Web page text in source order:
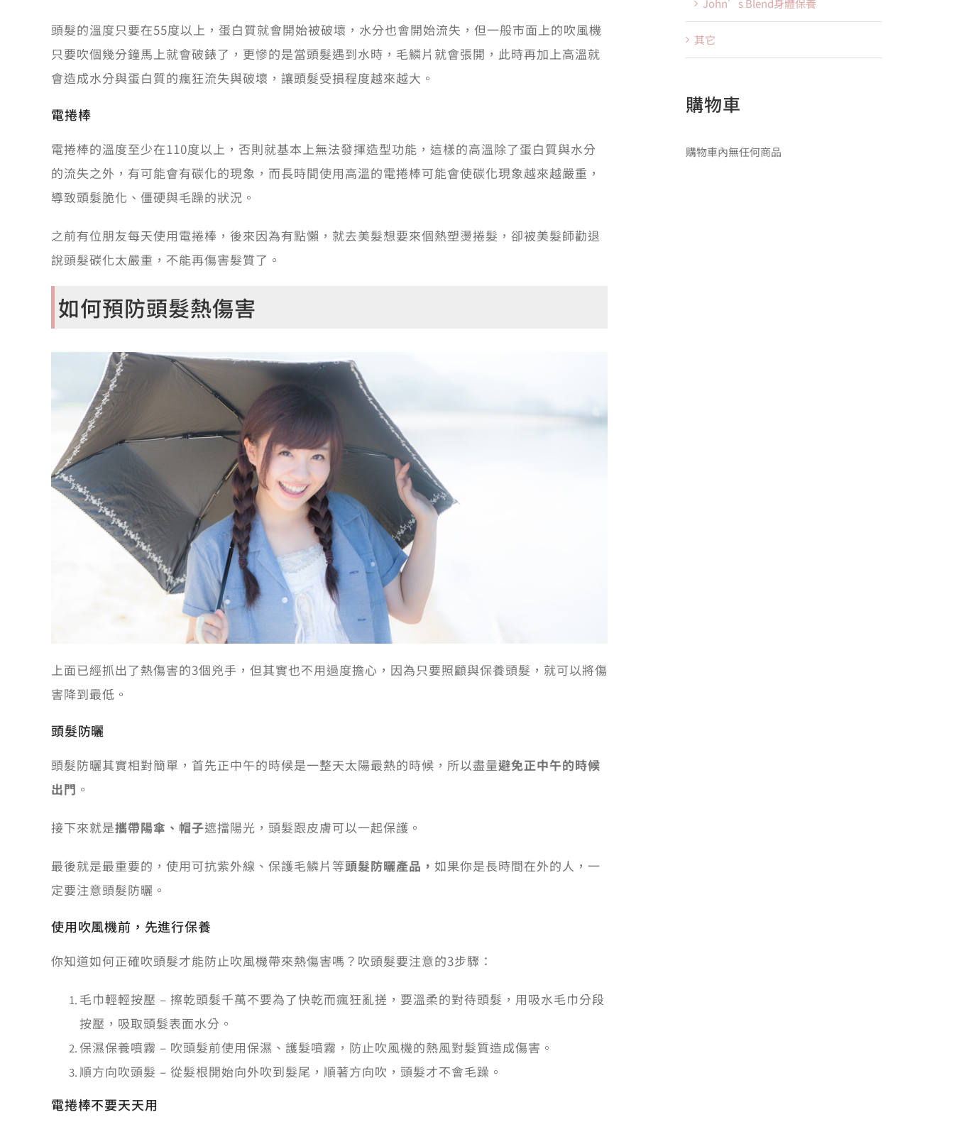
頭髮的溫度只要在55度以上，蛋白質就會開始被破壞，水分也會開始流失，但一般市面上的吹風機
只要吹個幾分鐘馬上就會破錶了，更慘的是當頭髮遇到水時，毛鱗片就會張開，此時再加上高溫就
會造成水分與蛋白質的瘋狂流失與破壞，讓頭髮受損程度越來越大。
電捲棒
電捲棒的溫度至少在110度以上，否則就基本上無法發揮造型功能，這樣的高溫除了蛋白質與水分
的流失之外，有可能會有碳化的現象，而長時間使用高溫的電捲棒可能會使碳化現象越來越嚴重，
導致頭髮脆化、僵硬與毛躁的狀況。
之前有位朋友每天使用電捲棒，後來因為有點懶，就去美髮想要來個熱塑燙捲髮，卻被美髮師勸退
說頭髮碳化太嚴重，不能再傷害髮質了。
如何預防頭髮熱傷害
上面已經抓出了熱傷害的3個兇手，但其實也不用過度擔心，因為只要照顧與保養頭髮，就可以將傷
害降到最低。
頭髮防曬
頭髮防曬其實相對簡單，首先正中午的時候是一整天太陽最熱的時候，所以盡量避免正中午的時候
出門 。
接下來就是攜帶陽傘、帽子遮擋陽光，頭髮跟皮膚可以一起保護。
最後就是最重要的，使用可抗紫外線、保護毛鱗片等頭髮防曬產品， 如果你是長時間在外的人，一
定要注意頭髮防曬。
使用吹風機前，先進行保養
你知道如何正確吹頭髮才能防止吹風機帶來熱傷害嗎？吹頭髮要注意的3步驟：
毛巾輕輕按壓 – 擦乾頭髮千萬不要為了快乾而瘋狂亂搓，要溫柔的對待頭髮，用吸水毛巾分段
按壓，吸取頭髮表面水分。
保濕保養噴霧 – 吹頭髮前使用保濕、護髮噴霧，防止吹風機的熱風對髮質造成傷害。
順方向吹頭髮 – 從髮根開始向外吹到髮尾，順著方向吹，頭髮才不會毛躁。
電捲棒不要天天用
其它
購物車
購物車內無任何商品